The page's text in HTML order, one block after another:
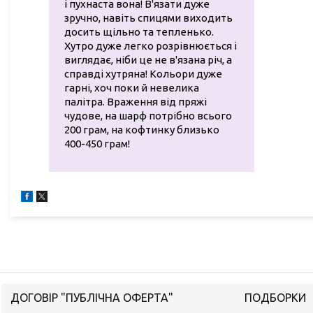
і пухнаста вона! В'язати дуже
зручно, навіть спицями виходить
досить щільно та тепленько.
Хутро дуже легко розрівнюється і
виглядає, ніби це не в'язана річ, а
справді хутряна! Кольори дуже
гарні, хоч поки й невелика
палітра. Враження від пряжі
чудове, на шарф потрібно всього
200 грам, на кофтинку близько
400-450 грам!
ДОГОВІР "ПУБЛІЧНА ОФЕРТА" ПОДБОРКИ